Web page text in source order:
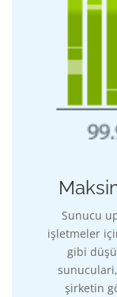
Sunucu
işletmeler
gibi
şirketin